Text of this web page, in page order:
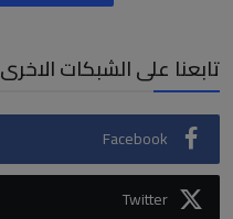
تابعنا على الشبكات الاخرى
Facebook
Twitter